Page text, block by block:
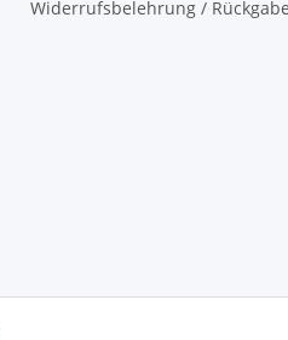
Widerrufsbelehrung / Rückgabe